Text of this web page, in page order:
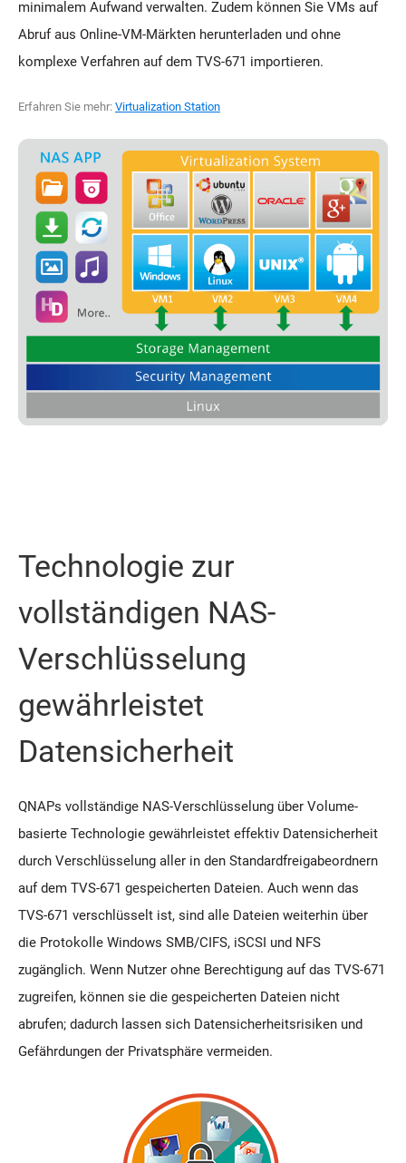
minimalem Aufwand verwalten. Zudem können Sie VMs auf
Abruf aus Online-VM-Märkten herunterladen und ohne
komplexe Verfahren auf dem TVS-671 importieren.
Erfahren Sie mehr: Virtualization Station
Technologie zur
vollständigen NAS-
Verschlüsselung
gewährleistet
Datensicherheit
QNAPs vollständige NAS-Verschlüsselung über Volume-
basierte Technologie gewährleistet effektiv Datensicherheit
durch Verschlüsselung aller in den Standardfreigabeordnern
auf dem TVS-671 gespeicherten Dateien. Auch wenn das
TVS-671 verschlüsselt ist, sind alle Dateien weiterhin über
die Protokolle Windows SMB/CIFS, iSCSI und NFS
zugänglich. Wenn Nutzer ohne Berechtigung auf das TVS-671
zugreifen, können sie die gespeicherten Dateien nicht
abrufen; dadurch lassen sich Datensicherheitsrisiken und
Gefährdungen der Privatsphäre vermeiden.